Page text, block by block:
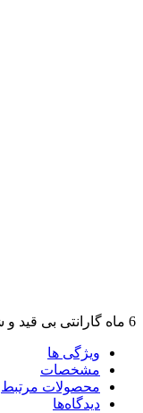
6 ماه گارانتی بی قید و شرط
ویژگی ها
مشخصات
محصولات مرتبط
دیدگاه‌ها